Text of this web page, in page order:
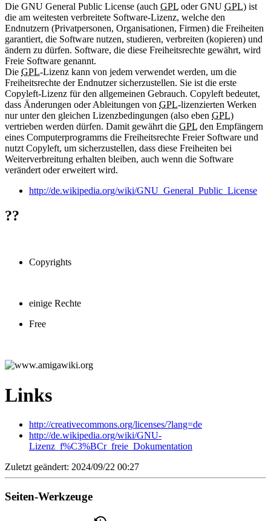
Die GNU General Public License (auch GPL oder GNU GPL) ist
die am weitesten verbreitete Software-Lizenz, welche den
Endnutzern (Privatpersonen, Organisationen, Firmen) die Freiheiten
garantiert, die Software nutzen, studieren, verbreiten (kopieren) und
ändern zu dürfen. Software, die diese Freiheitsrechte gewährt, wird
Freie Software genannt.
Die GPL-Lizenz kann von jedem verwendet werden, um die
Freiheitsrechte der Endnutzer sicherzustellen. Sie ist die erste
Copyleft-Lizenz für den allgemeinen Gebrauch. Copyleft bedeutet,
dass Änderungen oder Ableitungen von GPL-lizenzierten Werken
nur unter den gleichen Lizenzbedingungen (also eben GPL)
vertrieben werden dürfen. Damit gewährt die GPL den Empfängern
eines Computerprogramms die Freiheitsrechte Freier Software und
nutzt Copyleft, um sicherzustellen, dass diese Freiheiten bei
Weiterverbreitung erhalten bleiben, auch wenn die Software
verändert oder erweitert wird.
http://de.wikipedia.org/wiki/GNU_General_Public_License
??
Copyrights
einige Rechte
Free
Links
http://creativecommons.org/licenses/?lang=de
http://de.wikipedia.org/wiki/GNU-
Lizenz_f%C3%BCr_freie_Dokumentation
Zuletzt geändert: 2024/09/22 00:27
Seiten-Werkzeuge